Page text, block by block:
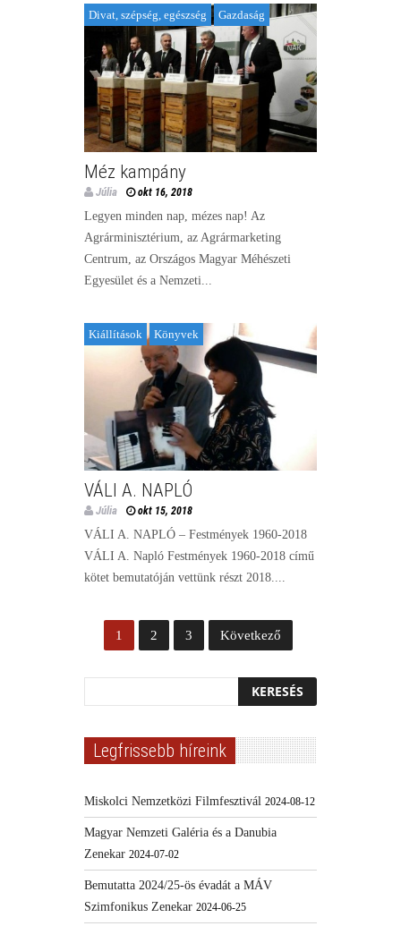
Divat, szépség, egészség Gazdaság
Méz kampány
Júlia okt 16, 2018
Legyen minden nap, mézes nap! Az
Agrárminisztérium, az Agrármarketing
Centrum, az Országos Magyar Méhészeti
Egyesület és a Nemzeti...
Kiállítások Könyvek
VÁLI A. NAPLÓ
Júlia okt 15, 2018
VÁLI A. NAPLÓ – Festmények 1960-2018
VÁLI A. Napló Festmények 1960-2018 című
kötet bemutatóján vettünk részt 2018....
1 2 3 Következő
Legfrissebb híreink
Miskolci Nemzetközi Filmfesztivál 2024-08-12
Magyar Nemzeti Galéria és a Danubia
Zenekar 2024-07-02
Bemutatta 2024/25-ös évadát a MÁV
Szimfonikus Zenekar 2024-06-25